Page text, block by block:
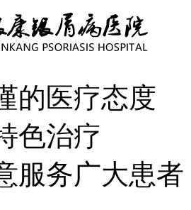
的医疗态度
色治疗
服务广大患者